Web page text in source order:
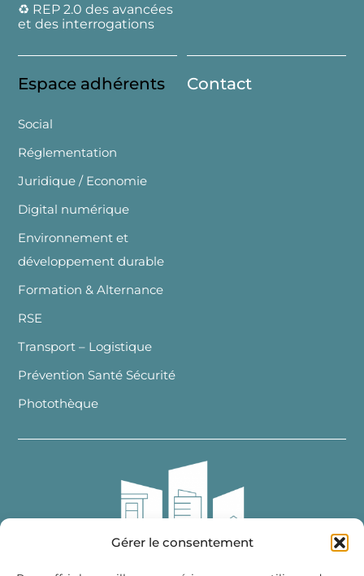
Gérer le consentement
♻️ REP 2.0 des avancées
et des interrogations
Espace adhérents
Social
Réglementation
Juridique / Economie
Digital numérique
Environnement et
développement durable
Formation & Alternance
RSE
Transport – Logistique
Prévention Santé Sécurité
Photothèque
Contact